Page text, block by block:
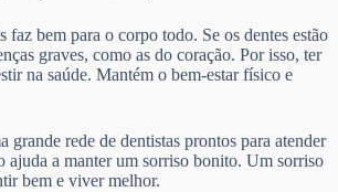
faz bem para o corpo todo. Se os dentes estão
graves, como as do coração. Por isso, ter
na saúde. Mantém o bem-estar físico e
grande rede de dentistas prontos para atender
ajuda a manter um sorriso bonito. Um sorriso
bem e viver melhor.